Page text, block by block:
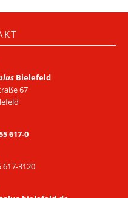
Bielefeld
67
617-0
617-3120